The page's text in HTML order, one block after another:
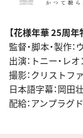
【花様年華 25周年
監督・脚本・製作
出演：トニー・レ
撮影：クリストフ
日本語字幕：岡田
配給：アンプラグド